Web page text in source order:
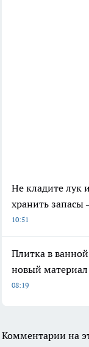
Не кладите лук
хранить
10:51
Плитка в
новый
08:19
Комментарии на